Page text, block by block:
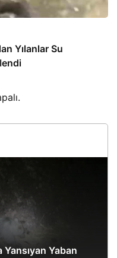
Yılanlar Su
Yansıyan Yaban